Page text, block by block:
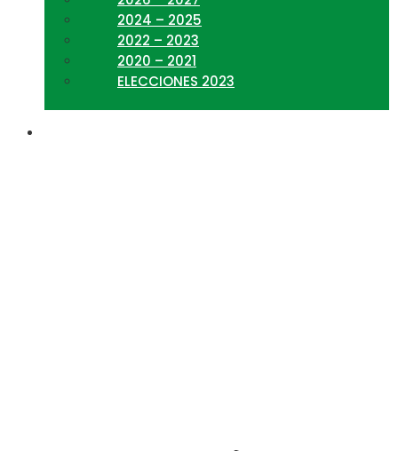
2024 – 2025
2022 – 2023
2020 – 2021
ELECCIONES 2023